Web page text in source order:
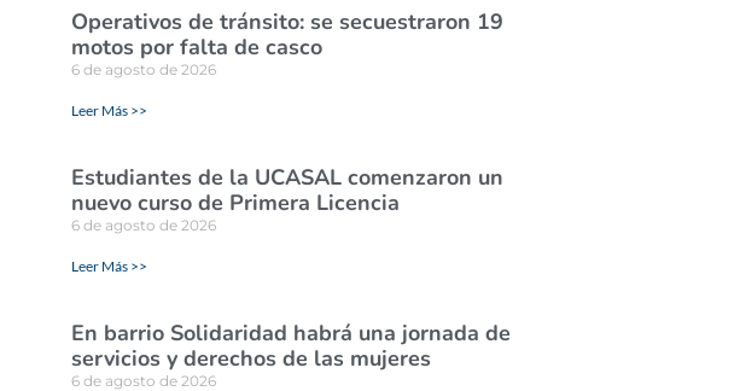
Operativos de tránsito: se secuestraron 19
motos por falta de casco
6 de agosto de 2026
Leer Más >>
Estudiantes de la UCASAL comenzaron un
nuevo curso de Primera Licencia
6 de agosto de 2026
Leer Más >>
En barrio Solidaridad habrá una jornada de
servicios y derechos de las mujeres
6 de agosto de 2026